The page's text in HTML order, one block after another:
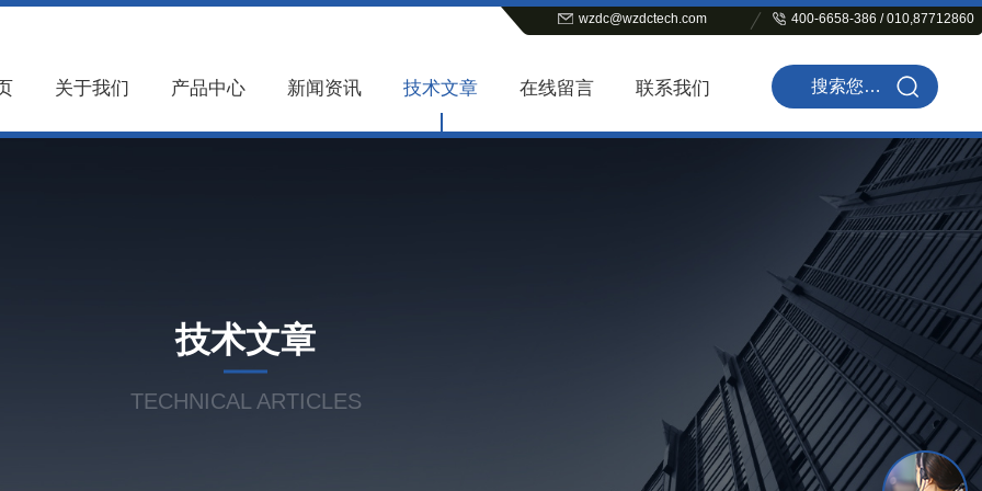
wzdc@wzdctech.com 400-6658-386 / 010,87712860
关于我们 产品中心 新闻资讯 技术文章 在线留言 联系我们
技术文章
TECHNICAL ARTICLES